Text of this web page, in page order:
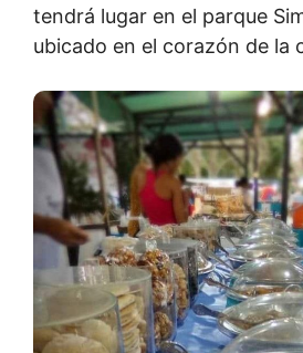
tendrá lugar en el parque
ubicado en el corazón de la